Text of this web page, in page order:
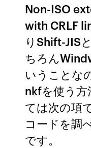
Non-ISO
with CRLF
りShift-JIS
ちろん
いうことな
nkfを使う
ては次の項
コードを調
です。